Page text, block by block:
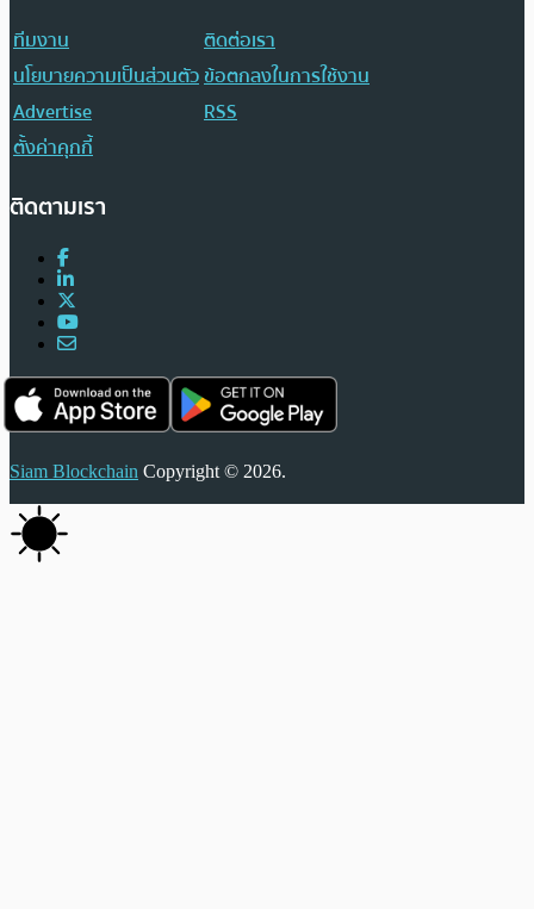
ทีมงาน
ติดต่อเรา
นโยบายความเป็นส่วนตัวข้อตกลงในการใช้งาน
Advertise
RSS
ตั้งค่าคุกกี้
ติดตามเรา
Siam Blockchain Copyright © 2026.